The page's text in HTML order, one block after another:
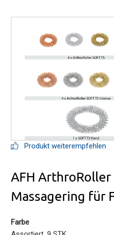
Produkt weiterempfehlen
AFH ArthroRoller
Massagering für
Farbe